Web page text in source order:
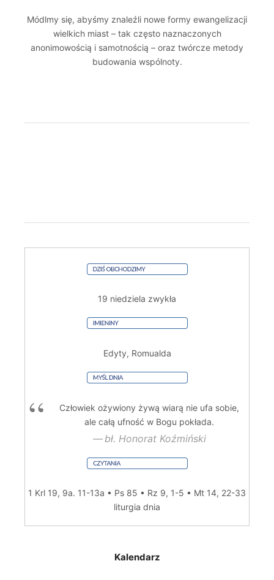
Módlmy się, abyśmy znaleźli nowe formy ewangelizacji
wielkich miast – tak często naznaczonych
anonimowością i samotnością – oraz twórcze metody
budowania wspólnoty.
19 niedziela zwykła
Edyty, Romualda
Człowiek ożywiony żywą wiarą nie ufa sobie,
ale całą ufność w Bogu pokłada.
bł. Honorat Koźmiński
1 Krl 19, 9a. 11-13a • Ps 85 • Rz 9, 1-5 • Mt 14, 22-33
liturgia dnia
Kalendarz